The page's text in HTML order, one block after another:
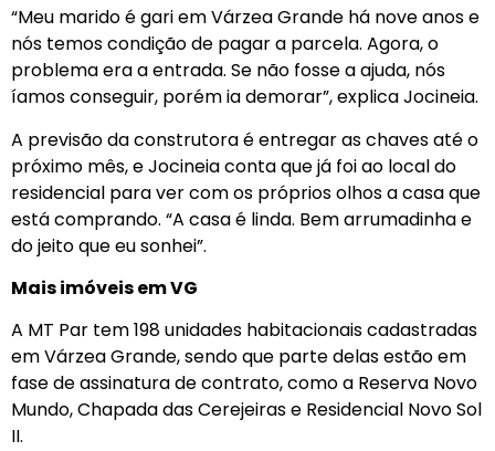
“Meu marido é gari em Várzea Grande há nove anos e
nós temos condição de pagar a parcela. Agora, o
problema era a entrada. Se não fosse a ajuda, nós
íamos conseguir, porém ia demorar”, explica Jocineia.
A previsão da construtora é entregar as chaves até o
próximo mês, e Jocineia conta que já foi ao local do
residencial para ver com os próprios olhos a casa que
está comprando. “A casa é linda. Bem arrumadinha e
do jeito que eu sonhei”.
Mais imóveis em VG
A MT Par tem 198 unidades habitacionais cadastradas
em Várzea Grande, sendo que parte delas estão em
fase de assinatura de contrato, como a Reserva Novo
Mundo, Chapada das Cerejeiras e Residencial Novo Sol
II.